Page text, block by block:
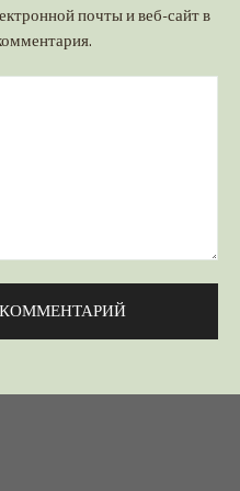
почты и веб-сайт в